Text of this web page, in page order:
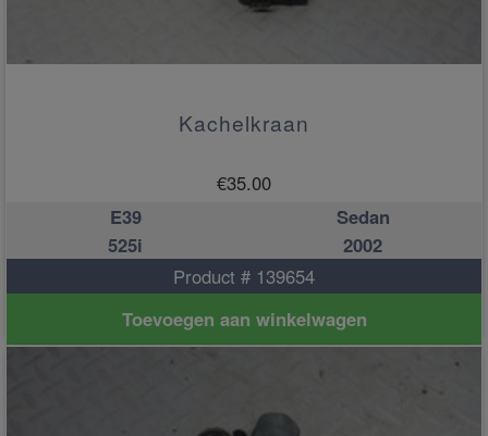
Kachelkraan
€35.00
E39
Sedan
525i
2002
Product # 139654
Toevoegen aan winkelwagen